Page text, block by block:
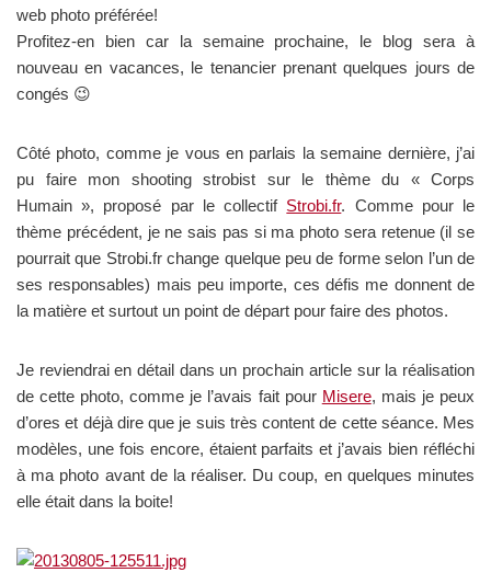
web photo préférée!
Profitez-en bien car la semaine prochaine, le blog sera à
nouveau en vacances, le tenancier prenant quelques jours de
congés 😉
Côté photo, comme je vous en parlais la semaine dernière, j’ai
pu faire mon shooting strobist sur le thème du « Corps
Humain », proposé par le collectif Strobi.fr. Comme pour le
thème précédent, je ne sais pas si ma photo sera retenue (il se
pourrait que Strobi.fr change quelque peu de forme selon l’un de
ses responsables) mais peu importe, ces défis me donnent de
la matière et surtout un point de départ pour faire des photos.
Je reviendrai en détail dans un prochain article sur la réalisation
de cette photo, comme je l’avais fait pour Misere, mais je peux
d’ores et déjà dire que je suis très content de cette séance. Mes
modèles, une fois encore, étaient parfaits et j’avais bien réfléchi
à ma photo avant de la réaliser. Du coup, en quelques minutes
elle était dans la boite!